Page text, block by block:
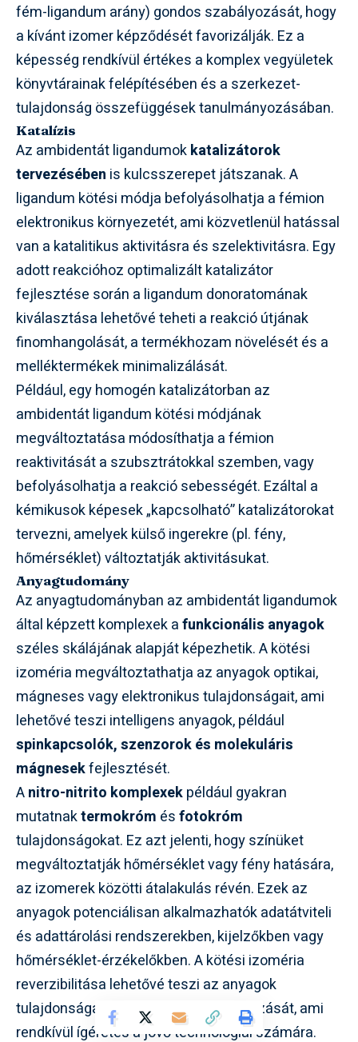
fém-ligandum arány) gondos szabályozását, hogy
a kívánt izomer képződését favorizálják. Ez a
képesség rendkívül értékes a komplex vegyületek
könyvtárainak felépítésében és a szerkezet-
tulajdonság összefüggések tanulmányozásában.
Katalízis
Az ambidentát ligandumokkatalizátorok
tervezésében is kulcsszerepet játszanak. A
ligandum kötési módja befolyásolhatja a fémion
elektronikus környezetét, ami közvetlenül hatással
van a katalitikus aktivitásra és szelektivitásra. Egy
adott reakcióhoz optimalizált katalizátor
fejlesztése során a ligandum donoratomának
kiválasztása lehetővé teheti a reakció útjának
finomhangolását, a termékhozam növelését és a
melléktermékek minimalizálását.
Például, egy homogén katalizátorban az
ambidentát ligandum kötési módjának
megváltoztatása módosíthatja a fémion
reaktivitását a szubsztrátokkal szemben, vagy
befolyásolhatja a reakció sebességét. Ezáltal a
kémikusok képesek „kapcsolható” katalizátorokat
tervezni, amelyek külső ingerekre (pl. fény,
hőmérséklet) változtatják aktivitásukat.
Anyagtudomány
Az anyagtudományban az ambidentát ligandumok
által képzett komplexek afunkcionális anyagok
széles skálájának alapját képezhetik. A kötési
izoméria megváltoztathatja az anyagok optikai,
mágneses vagy elektronikus tulajdonságait, ami
lehetővé teszi intelligens anyagok, például
spinkapcsolók, szenzorok és molekuláris
mágnesekfejlesztését.
Anitro-nitrito komplexekpéldául gyakran
mutatnaktermokróm ésfotokróm
tulajdonságokat. Ez azt jelenti, hogy színüket
megváltoztatják hőmérséklet vagy fény hatására,
az izomerek közötti átalakulás révén. Ezek az
anyagok potenciálisan alkalmazhatók adatátviteli
és adattárolási rendszerekben, kijelzőkben vagy
hőmérséklet-érzékelőkben. A kötési izoméria
reverzibilitása lehetővé teszi az anyagok
tulajdonságainak dinamikus szabályozását, ami
rendkívül ígéretes a jövő technológiái számára.